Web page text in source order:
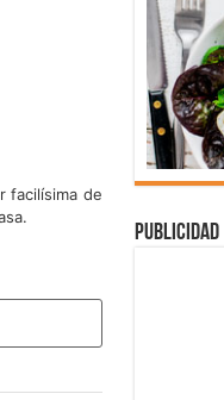
facilísima de
Publicidad